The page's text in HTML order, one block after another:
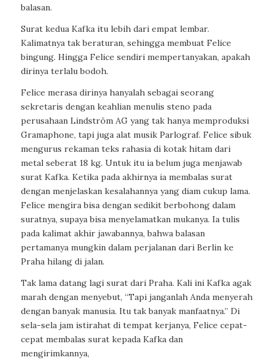
balasan.
Surat kedua Kafka itu lebih dari empat lembar.
Kalimatnya tak beraturan, sehingga membuat Felice
bingung. Hingga Felice sendiri mempertanyakan, apakah
dirinya terlalu bodoh.
Felice merasa dirinya hanyalah sebagai seorang
sekretaris dengan keahlian menulis steno pada
perusahaan Lindström AG yang tak hanya memproduksi
Gramaphone, tapi juga alat musik Parlograf. Felice sibuk
mengurus rekaman teks rahasia di kotak hitam dari
metal seberat 18 kg. Untuk itu ia belum juga menjawab
surat Kafka. Ketika pada akhirnya ia membalas surat
dengan menjelaskan kesalahannya yang diam cukup lama.
Felice mengira bisa dengan sedikit berbohong dalam
suratnya, supaya bisa menyelamatkan mukanya. Ia tulis
pada kalimat akhir jawabannya, bahwa balasan
pertamanya mungkin dalam perjalanan dari Berlin ke
Praha hilang di jalan.
Tak lama datang lagi surat dari Praha. Kali ini Kafka agak
marah dengan menyebut, “Tapi janganlah Anda menyerah
dengan banyak manusia. Itu tak banyak manfaatnya.” Di
sela-sela jam istirahat di tempat kerjanya, Felice cepat-
cepat membalas surat kepada Kafka dan
mengirimkannya,